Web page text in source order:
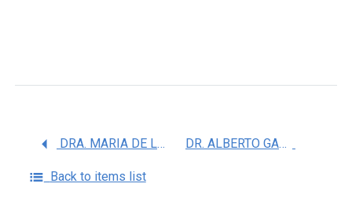
DRA. MARIA DE LA LUZ ARENAS SORDO DR. ALBERTO GABRIEL LOPEZ REYES
Back to items list